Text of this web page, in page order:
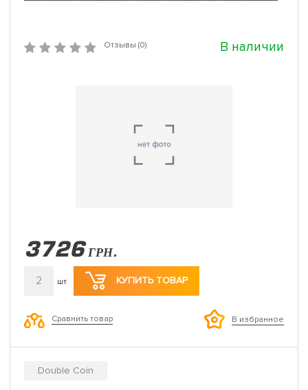
Отзывы (0) В наличии
3726 ГРН.
2 шт КУПИТЬ ТОВАР
Сравнить товар В избранное
Double Coin